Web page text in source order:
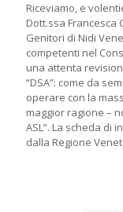
Riceviamo, e
Dott.ssa Francesca
Genitori di Nidi
competenti nel
una attenta
“DSA”: come da
operare con la
maggior ragione –
ASL”. La scheda di
dalla Regione